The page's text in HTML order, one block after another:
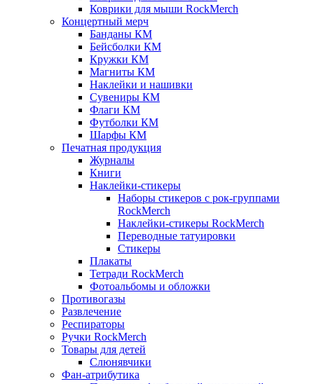
Коврики для мыши RockMerch
Концертный мерч
Банданы КМ
Бейсболки КМ
Кружки КМ
Магниты КМ
Наклейки и нашивки
Сувениры КМ
Флаги КМ
Футболки КМ
Шарфы КМ
Печатная продукция
Журналы
Книги
Наклейки-стикеры
Наборы стикеров с рок-группами
RockMerch
Наклейки-стикеры RockMerch
Переводные татуировки
Стикеры
Плакаты
Тетради RockMerch
Фотоальбомы и обложки
Противогазы
Развлечение
Респираторы
Ручки RockMerch
Товары для детей
Слюнявчики
Фан-атрибутика